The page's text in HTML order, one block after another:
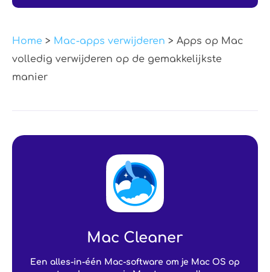
Home > Mac-apps verwijderen > Apps op Mac
volledig verwijderen op de gemakkelijkste
manier
Mac Cleaner
Een alles-in-één Mac-software om je Mac OS op